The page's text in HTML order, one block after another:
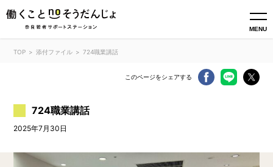
MENU
TOP 添付ファイル 724職業講話
このページをシェアする
724職業講話
2025年7月30日